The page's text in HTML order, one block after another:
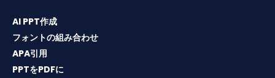
AI PPT作成
フォントの組み合わせ
APA引用
PPTをPDFに